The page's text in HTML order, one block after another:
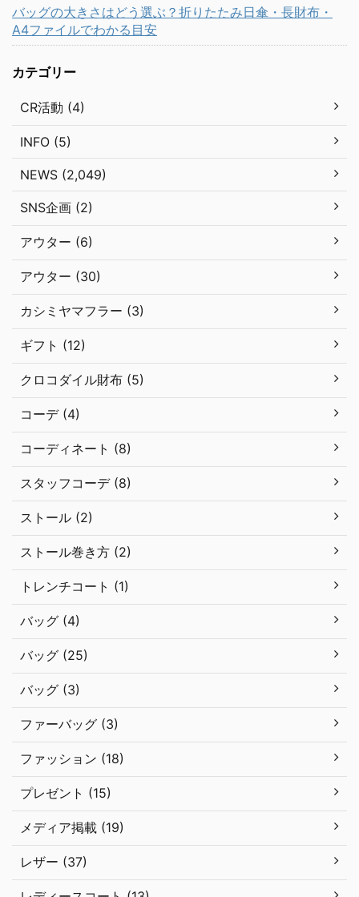
バッグの大きさはどう選ぶ？折りたたみ日傘・長財布・
A4ファイルでわかる目安
カテゴリー
CR活動 (4)
INFO (5)
NEWS (2,049)
SNS企画 (2)
アウター (6)
アウター (30)
カシミヤマフラー (3)
ギフト (12)
クロコダイル財布 (5)
コーデ (4)
コーディネート (8)
スタッフコーデ (8)
ストール (2)
ストール巻き方 (2)
トレンチコート (1)
バッグ (4)
バッグ (25)
バッグ (3)
ファーバッグ (3)
ファッション (18)
プレゼント (15)
メディア掲載 (19)
レザー (37)